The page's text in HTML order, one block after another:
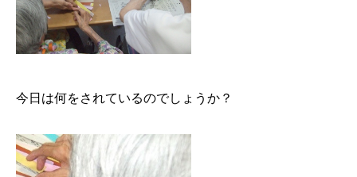
今日は何をされているのでしょうか？